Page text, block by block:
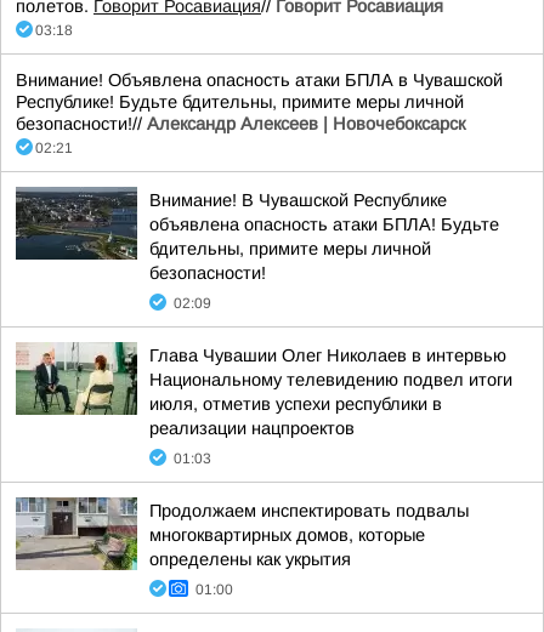
полетов. Говорит Росавиация// Говорит Росавиация
03:18
Внимание! Объявлена опасность атаки БПЛА в Чувашской
Республике! Будьте бдительны, примите меры личной
безопасности!// Александр Алексеев | Новочебоксарск
02:21
Внимание! В Чувашской Республике
объявлена опасность атаки БПЛА! Будьте
бдительны, примите меры личной
безопасности!
02:09
Глава Чувашии Олег Николаев в интервью
Национальному телевидению подвел итоги
июля, отметив успехи республики в
реализации нацпроектов
01:03
Продолжаем инспектировать подвалы
многоквартирных домов, которые
определены как укрытия
01:00